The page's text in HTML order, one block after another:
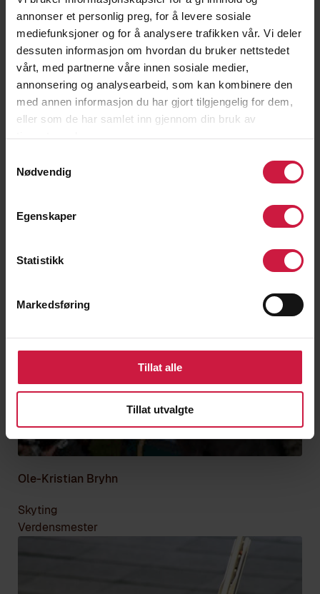
annonser et personlig preg, for å levere sosiale
mediefunksjoner og for å analysere trafikken vår. Vi deler
dessuten informasjon om hvordan du bruker nettstedet
vårt, med partnerne våre innen sosiale medier,
annonsering og analysearbeid, som kan kombinere den
med annen informasjon du har gjort tilgjengelig for dem,
eller som de har samlet inn gjennom din bruk av
tjenestene deres.
Nødvendig
Egenskaper
Statistikk
Markedsføring
Tillat alle
Tillat utvalgte
Ole-Kristian Bryhn
Skyting
Verdensmester